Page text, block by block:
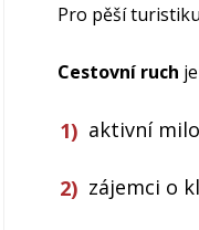
Pro pěší
Cestovní ruch
aktivní
zájemci o